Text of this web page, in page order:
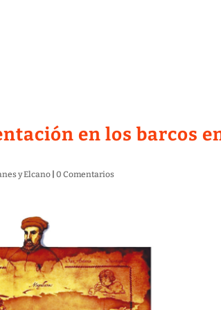
en los barcos
y Elcano| 0 Comentarios